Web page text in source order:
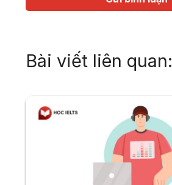
tên
chỉ
Bài viết liên quan: